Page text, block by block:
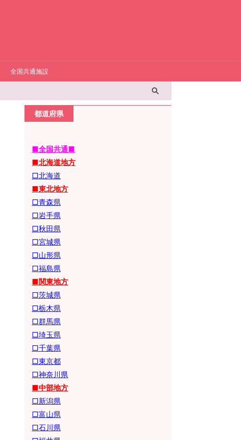
全国共通施設
都道府県
■全国共通■
■北海道地方
□北海道
■東北地方
□青森県
□岩手県
□秋田県
□宮城県
□山形県
□福島県
■関東地方
□茨城県
□栃木県
□群馬県
□埼玉県
□千葉県
□東京都
□神奈川県
■中部地方
□新潟県
□富山県
□石川県